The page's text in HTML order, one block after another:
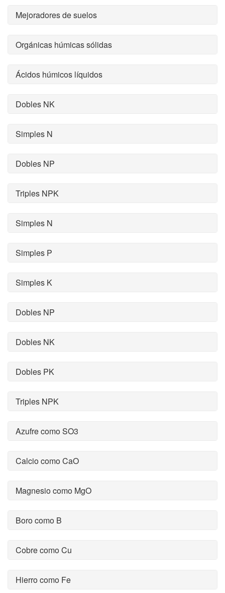
Mejoradores de suelos
Orgánicas húmicas sólidas
Ácidos húmicos líquidos
Dobles NK
Simples N
Dobles NP
Triples NPK
Simples N
Simples P
Simples K
Dobles NP
Dobles NK
Dobles PK
Triples NPK
Azufre como SO3
Calcio como CaO
Magnesio como MgO
Boro como B
Cobre como Cu
Hierro como Fe